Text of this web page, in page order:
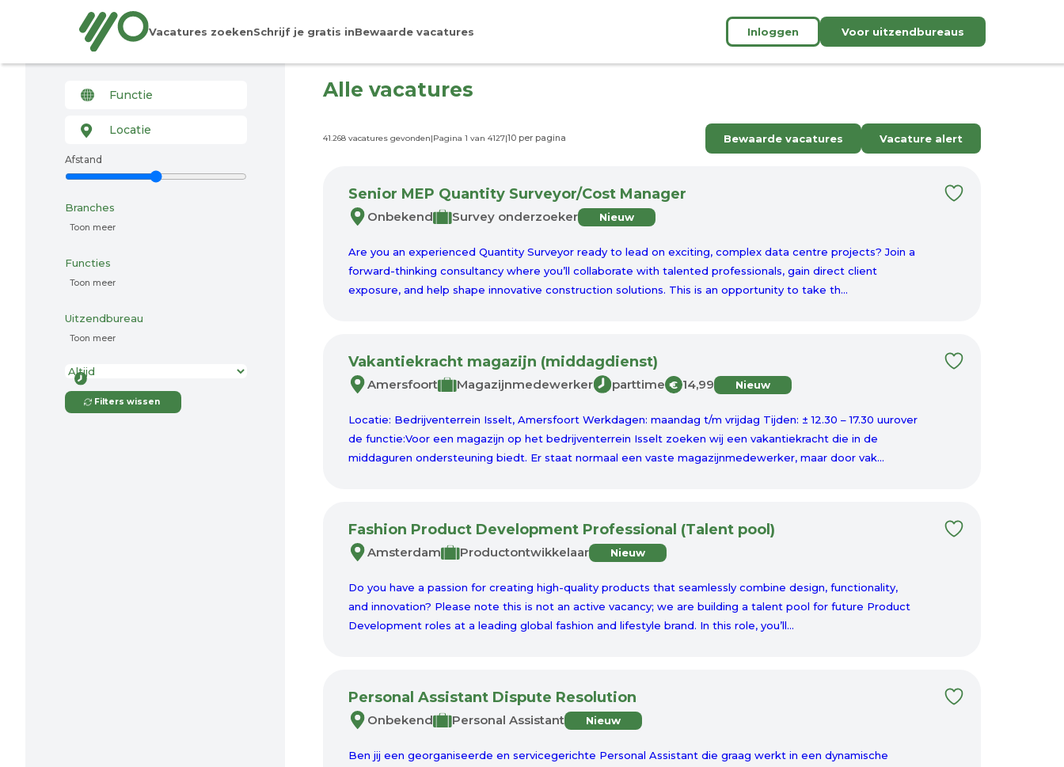
Vacatures zoekenSchrijf je gratis inBewaarde vacatures Inloggen Voor uitzendbureaus
Afstand
Branches
Toon meer
Functies
Toon meer
Uitzendbureau
Toon meer
Filters wissen
Alle vacatures
41.268 vacatures gevonden|Pagina 1 van 4127| Bewaarde vacatures Vacature alert
Senior MEP Quantity Surveyor/Cost Manager
Onbekend Survey onderzoeker Nieuw
Are you an experienced Quantity Surveyor ready to lead on exciting, complex data centre projects? Join a
forward-thinking consultancy where you’ll collaborate with talented professionals, gain direct client
exposure, and help shape innovative construction solutions. This is an opportunity to take th...
Vakantiekracht magazijn (middagdienst)
Amersfoort Magazijnmedewerker parttime € 14,99 Nieuw
Locatie: Bedrijventerrein Isselt, Amersfoort Werkdagen: maandag t/m vrijdag Tijden: ± 12.30 – 17.30 uurover
de functie:Voor een magazijn op het bedrijventerrein Isselt zoeken wij een vakantiekracht die in de
middaguren ondersteuning biedt. Er staat normaal een vaste magazijnmedewerker, maar door vak...
Fashion Product Development Professional (Talent pool)
Amsterdam Productontwikkelaar Nieuw
Do you have a passion for creating high-quality products that seamlessly combine design, functionality,
and innovation? Please note this is not an active vacancy; we are building a talent pool for future Product
Development roles at a leading global fashion and lifestyle brand. In this role, you’ll...
Personal Assistant Dispute Resolution
Onbekend Personal Assistant Nieuw
Ben jij een georganiseerde en servicegerichte Personal Assistant die graag werkt in een dynamische